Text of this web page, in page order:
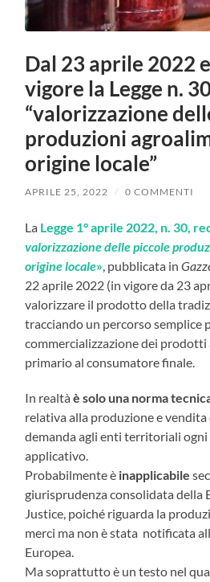
Dal 23 aprile 2022
vigore la Legge n.
“valorizzazione
produzioni
origine locale”
APRILE 25, 2022 / 0 COMMENTI
La Legge 1° aprile 2022, n. 30,
valorizzazione delle piccole
origine locale», pubblicata in
22 aprile 2022 (in vigore da 23
valorizzare il prodotto della
tracciando un percorso semplice
commercializzazione dei
primario al consumatore finale.
In realtàè solo una norma
relativa alla produzione e vendita
demanda agli enti territoriali
applicativo.
Probabilmente è inapplicabile
giurisprudenza consolidata della
Justice, poiché riguarda la
merci ma non è stata notificata
Europea.
Ma soprattutto è un testo nel